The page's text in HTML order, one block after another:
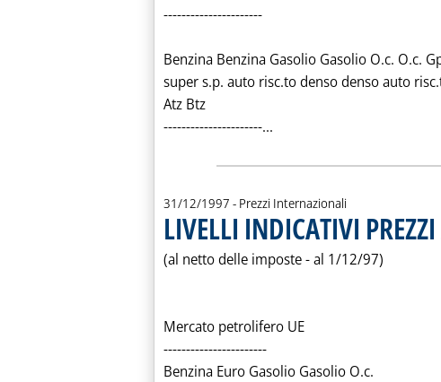
----------------------
Benzina Benzina Gasolio Gasolio O.c. O.c.
super s.p. auto risc.to denso denso auto
Atz Btz
----------------------... Leggi tutta la notizia:
31/12/1997 - Prezzi Internazionali
LIVELLI INDICATIVI
(al netto delle imposte - al 1/12/97)
Mercato petrolifero UE
-----------------------
Benzina Euro Gasolio Gasolio O.c.